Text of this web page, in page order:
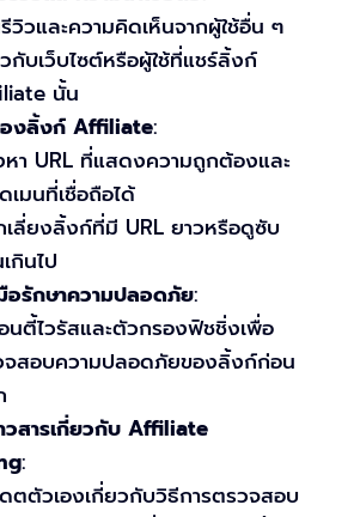
วิวและความคิดเห็นจากผู้ใช้อื่น ๆ
กับเว็บไซต์หรือผู้ใช้ที่แชร์ลิ้งก์
นั้น
งลิ้งก์ Affiliate:
า URL ที่แสดงความถูกต้องและ
เมนที่เชื่อถือได้
ลี่ยงลิ้งก์ที่มี URL ยาวหรือดูซับ
กินไป
อรักษาความปลอดภัย:
นตี้ไวรัสและตัวกรองฟิชชิ่งเพื่อ
สอบความปลอดภัยของลิ้งก์ก่อน
สารเกี่ยวกับ Affiliate
:
ตตัวเองเกี่ยวกับวิธีการตรวจสอบ